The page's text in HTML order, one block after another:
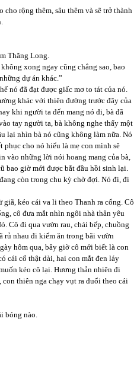
cho rộng thêm, sâu thêm và sẽ trở thành
Thăng Long.
xong ngay cũng chẳng sao, bao
dự án khác.”
nó đã đạt được giấc mơ to tát của nó.
khác với thiên đường trước đây của
khi người ta đến mang nó đi, bà đã
tay người ta, bà không nghe thấy một
lại nhìn bà nó cũng không làm nữa. Nó
cho nó hiểu là mẹ con mình sẽ
vào những lời nói hoang mang của bà,
bao giờ mới được bắt đầu hồi sinh lại.
còn trong chu kỳ chờ đợi. Nó đi, đi
kéo cái va li theo Thanh ra cổng. Cô
cô đưa mắt nhìn ngôi nhà thân yêu
Cô đi qua vườn rau, chái bếp, chuồng
rủ nhau đi kiếm ăn trong bãi vườn
hôm qua, bây giờ cô mới biết là con
cái cổ thật dài, hai con mắt đen láy
kéo cô lại. Hương thản nhiên đi
thiên nga chạy vụt ra đuổi theo cái
bóng nào.